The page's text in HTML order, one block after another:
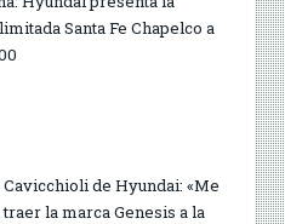
Santa Fe Chapelco a
de Hyundai: «Me
la marca Genesis a la